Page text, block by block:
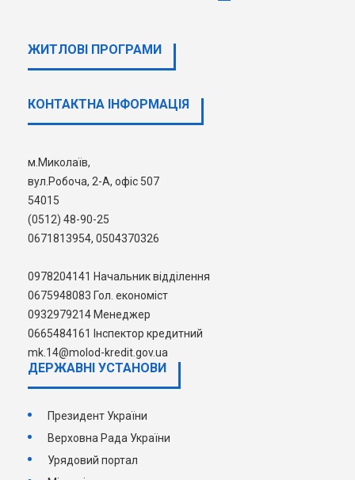
ЖИТЛОВІ ПРОГРАМИ
КОНТАКТНА ІНФОРМАЦІЯ
м.Миколаїв,
вул.Робоча, 2-А, офіс 507
54015
(0512) 48-90-25
0671813954, 0504370326
0978204141 Начальник відділення
0675948083 Гол. економіст
0932979214 Менеджер
0665484161 Інспектор кредитний
mk.14@molod-kredit.gov.ua
ДЕРЖАВНI УСТАНОВИ
Президент України
Верховна Рада України
Урядовий портал